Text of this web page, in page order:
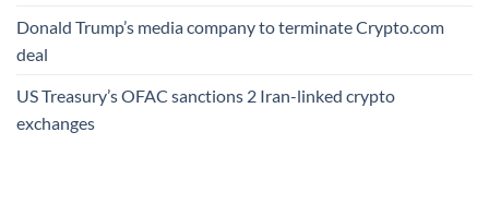
Donald Trump’s media company to terminate Crypto.com
deal
US Treasury’s OFAC sanctions 2 Iran-linked crypto
exchanges